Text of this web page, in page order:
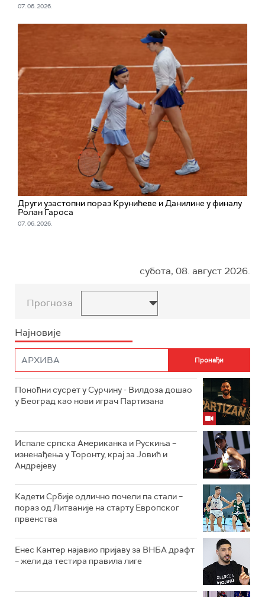
07. 06. 2026.
Други узастопни пораз Крунићеве и Данилине у финалу
Ролан Гароса
07. 06. 2026.
субота, 08. август 2026.
Прогноза
Најновије
Поноћни сусрет у Сурчину - Вилдоза дошао
у Београд као нови играч Партизана
Испале српска Американка и Рускиња –
изненађења у Торонту, крај за Јовић и
Андрејеву
Кадети Србије одлично почели па стали –
пораз од Литваније на старту Европског
првенства
Енес Кантер најавио пријаву за ВНБА драфт
– жели да тестира правила лиге